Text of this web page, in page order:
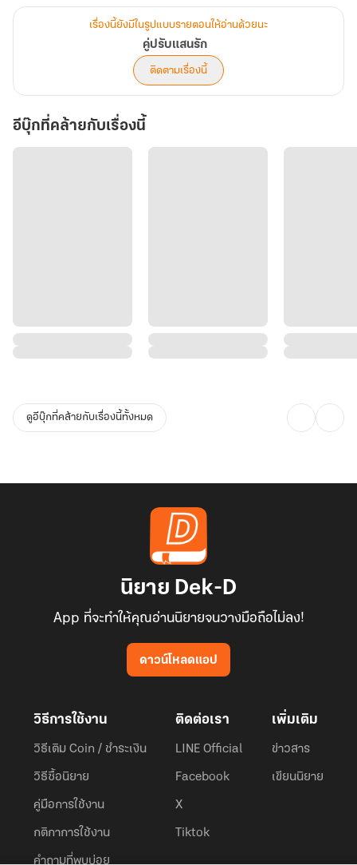
เรื่องนี้ยังมีในรูปแบบรายตอนให้อ่านด้วยนะ
คู่ปรับแสนรัก
ติดตามเรื่องนี้
อีบุ๊กที่คล้ายกับเรื่องนี้
ดูอีบุ๊กที่คล้ายกับเรื่องนี้ทั้งหมด
นิยาย Dek-D
App ที่จะทำให้คุณอ่านนิยายจนวางมือถือไม่ลง!
ดาวน์โหลดแอป
วิธีการใช้งาน
วิธีเติม Coin / ชำระเงิน
วิธีซื้อนิยาย
คู่มือการใช้งาน
กติกาการใช้งาน
คำถามที่พบบ่อย
ติดต่อเรา
LINE Official
Facebook
X
Tiktok
เพิ่มเติม
ข่าวสาร
เขียนนิยาย